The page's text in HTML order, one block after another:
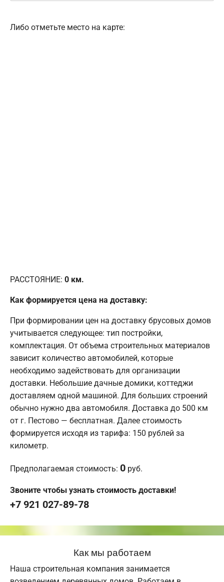
Либо отметьте место на карте:
РАССТОЯНИЕ: 0 км.
Как формируется цена на доставку:
При формировании цен на доставку брусовых домов
учитывается следующее: тип постройки,
комплектация. От объема строительных материалов
зависит количество автомобилей, которые
необходимо задействовать для организации
доставки. Небольшие дачные домики, коттеджи
доставляем одной машиной. Для больших строений
обычно нужно два автомобиля. Доставка до 500 км
от г. Пестово — бесплатная. Далее стоимость
формируется исходя из тарифа: 150 рублей за
километр.
Предполагаемая стоимость: 0 руб.
Звоните чтобы узнать стоимость доставки!
+7 921 027-89-78
Как мы работаем
Наша строительная компания занимается